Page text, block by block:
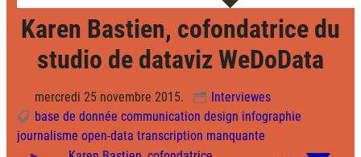
Karen Bastien, cofondatrice du
studio de dataviz WeDoData
mercredi 25 novembre 2015.
Interviewes
base de donnée communication design infographie
journalisme open-data transcription manquante